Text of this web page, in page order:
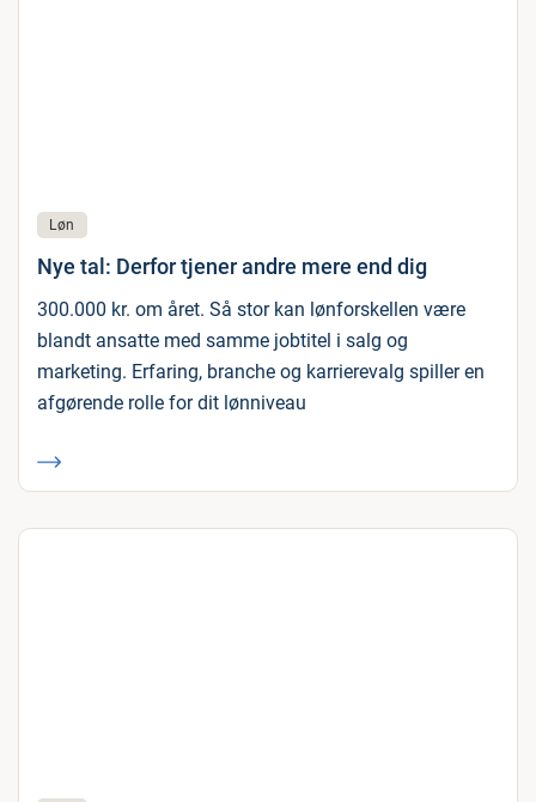
Løn
Nye tal: Derfor tjener andre mere end dig
300.000 kr. om året. Så stor kan lønforskellen være
blandt ansatte med samme jobtitel i salg og
marketing. Erfaring, branche og karrierevalg spiller en
afgørende rolle for dit lønniveau